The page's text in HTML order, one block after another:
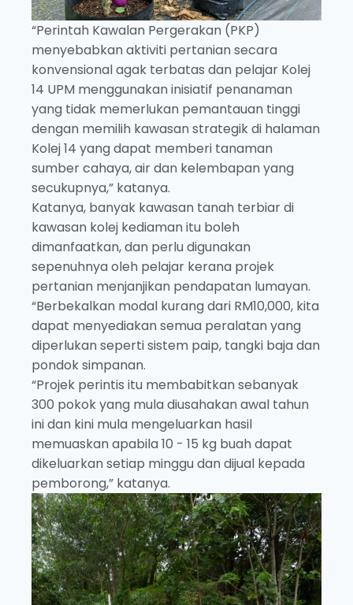
“Perintah Kawalan Pergerakan (PKP)
menyebabkan aktiviti pertanian secara
konvensional agak terbatas dan pelajar Kolej
14 UPM menggunakan inisiatif penanaman
yang tidak memerlukan pemantauan tinggi
dengan memilih kawasan strategik di halaman
Kolej 14 yang dapat memberi tanaman
sumber cahaya, air dan kelembapan yang
secukupnya,” katanya.
Katanya, banyak kawasan tanah terbiar di
kawasan kolej kediaman itu boleh
dimanfaatkan, dan perlu digunakan
sepenuhnya oleh pelajar kerana projek
pertanian menjanjikan pendapatan lumayan.
“Berbekalkan modal kurang dari RM10,000, kita
dapat menyediakan semua peralatan yang
diperlukan seperti sistem paip, tangki baja dan
pondok simpanan.
“Projek perintis itu membabitkan sebanyak
300 pokok yang mula diusahakan awal tahun
ini dan kini mula mengeluarkan hasil
memuaskan apabila 10 - 15 kg buah dapat
dikeluarkan setiap minggu dan dijual kepada
pemborong,” katanya.